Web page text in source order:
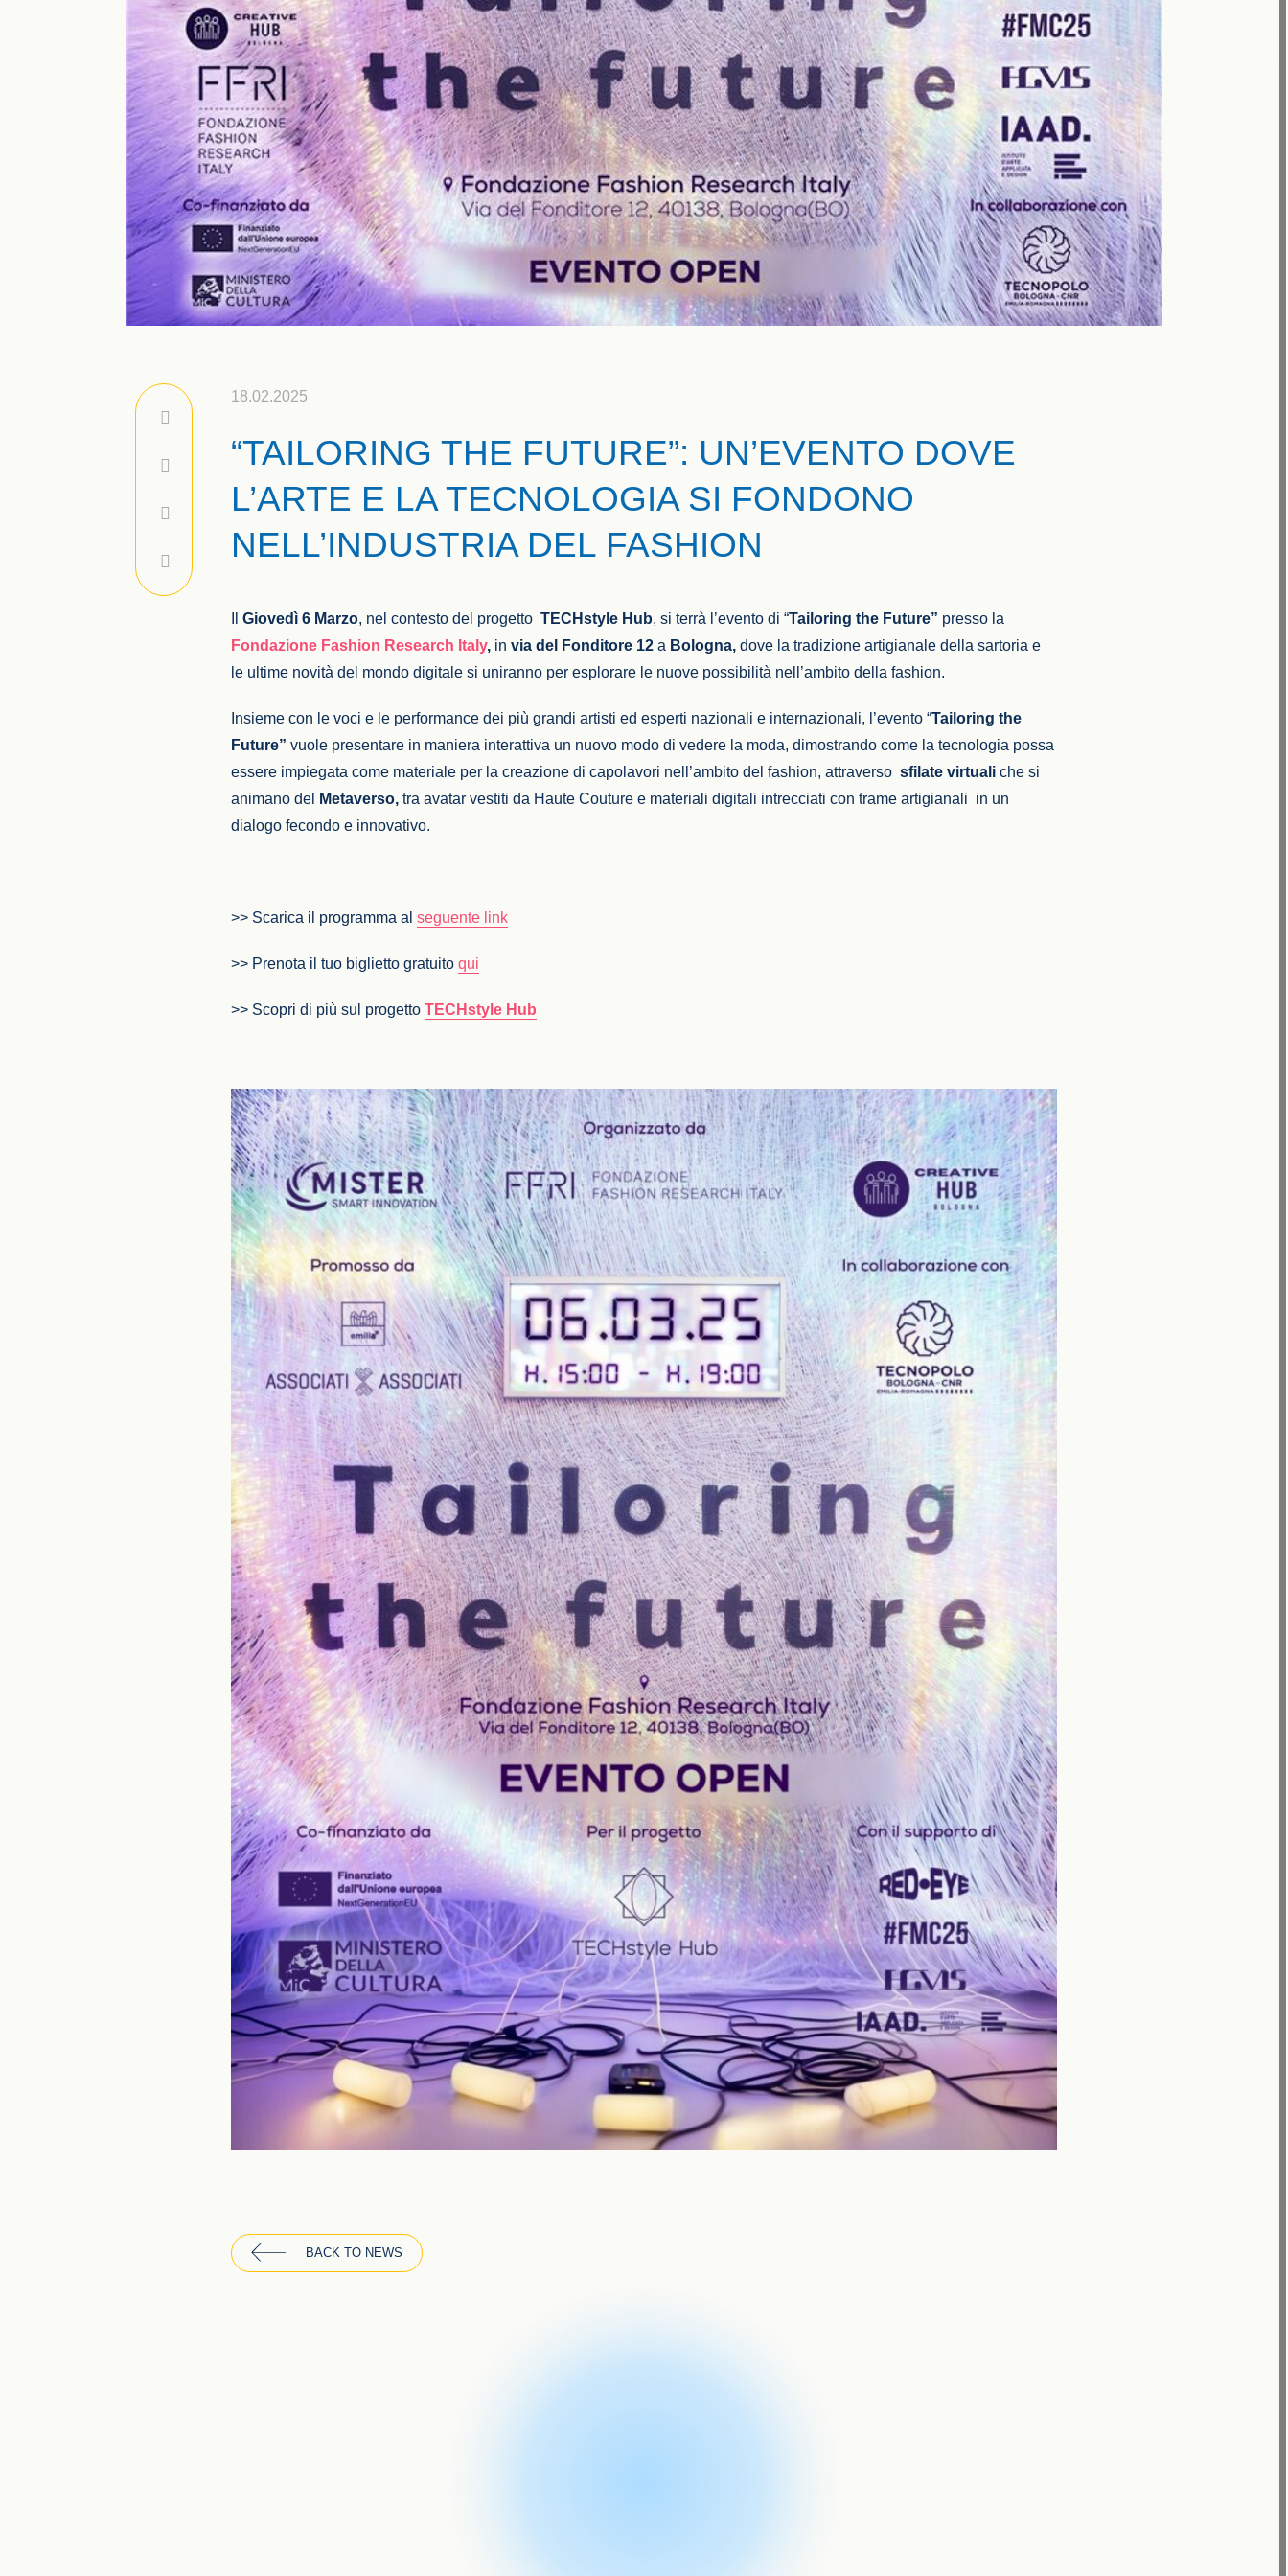
18.02.2025
“TAILORING THE FUTURE”: UN’EVENTO DOVE
L’ARTE E LA TECNOLOGIA SI FONDONO
NELL’INDUSTRIA DEL FASHION
IlGiovedì 6 Marzo, nel contesto del progettoTECHstyle Hub, si terrà l’evento di “Tailoring the Future” presso la
Fondazione Fashion Research Italy, in via del Fonditore 12a Bologna,dove la tradizione artigianale della sartoria e
le ultime novità del mondo digitale si uniranno per esplorare le nuove possibilità nell’ambito della fashion.
Insieme con le voci e le performance dei più grandi artisti ed esperti nazionali e internazionali, l’evento “Tailoring the
Future”vuole presentare in maniera interattiva un nuovo modo di vedere la moda, dimostrando come la tecnologia possa
essere impiegata come materiale per la creazione di capolavori nell’ambito del fashion, attraversosfilate virtuali che si
animano del
Metaverso,tra avatar vestiti da Haute Couture e materiali digitali intrecciati con trame artigianali in un
dialogo fecondo e innovativo.
>> Scarica il programma alseguente link
>> Prenota il tuo biglietto gratuitoqui
>> Scopri di più sul progettoTECHstyle Hub
BACK TO NEWS